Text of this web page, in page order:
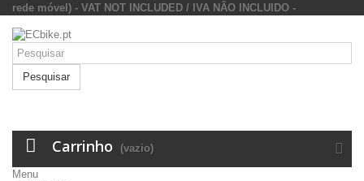
rede móvel) - VAT NOT INCLUDED / IVA NÃO INCLUIDO -
Pesquisar
Carrinho (vazio)
Menu